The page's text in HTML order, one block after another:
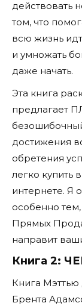
действовать
том, что
всю жизнь
и умножать
даже начать.
Эта книга
предлагает
достижения
обретения
легко купить
интернете. Я
особенно
Прямых
направит
Книга 2:
Книга Мэттью
Брента